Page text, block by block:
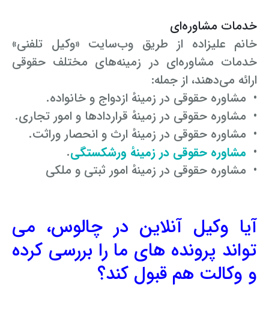
خدمات مشاوره‌ای
خانم علیزاده از طریق وب‌سایت «وکیل تلفنی»
خدمات مشاوره‌ای در زمینه‌های مختلف حقوقی
ارائه می‌دهند، از جمله:
• مشاوره حقوقی در زمینهٔ ازدواج و خانواده.
• مشاوره حقوقی در زمینهٔ قراردادها و امور تجاری.
• مشاوره حقوقی در زمینهٔ ارث و انحصار وراثت.
• مشاوره حقوقی در زمینهٔ ورشکستگی.
• مشاوره حقوقی در زمینهٔ امور ثبتی و ملکی
آیا وکیل آنلاین در چالوس، می
تواند پرونده های ما را بررسی کرده
و وکالت هم قبول کند؟